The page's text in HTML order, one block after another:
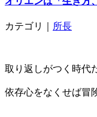
カテゴリ｜ 所長
取り返しがつく時代
依存心をなくせば冒